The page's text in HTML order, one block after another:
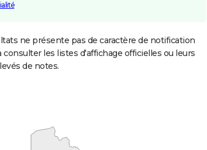
ne présente pas de caractère de notification
les listes d'affichage officielles ou leurs
de notes.